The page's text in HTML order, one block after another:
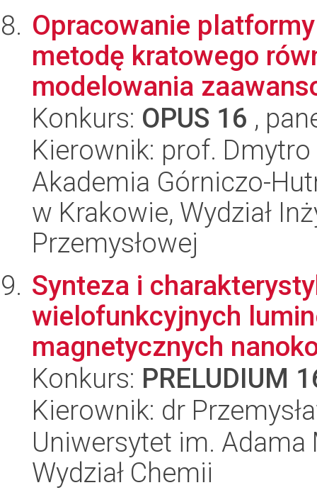
Opracowanie
metodę kratowego
modelowania
Konkurs: OPUS 16 ,
Kierownik: prof.
Akademia Górniczo-
w Krakowie, Wydział
Przemysłowej
Synteza i
wielofunkcyjnych
magnetycznych
Konkurs: PRELUDIUM
Kierownik: dr
Uniwersytet im.
Wydział Chemii